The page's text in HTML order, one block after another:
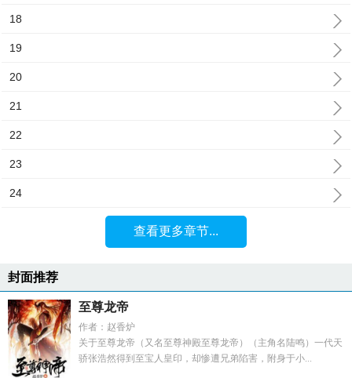
18
19
20
21
22
23
24
查看更多章节...
封面推荐
至尊龙帝
作者：赵香炉
关于至尊龙帝（又名至尊神殿至尊龙帝）（主角名陆鸣）一代天
骄张浩然得到至宝人皇印，却惨遭兄弟陷害，附身于小...